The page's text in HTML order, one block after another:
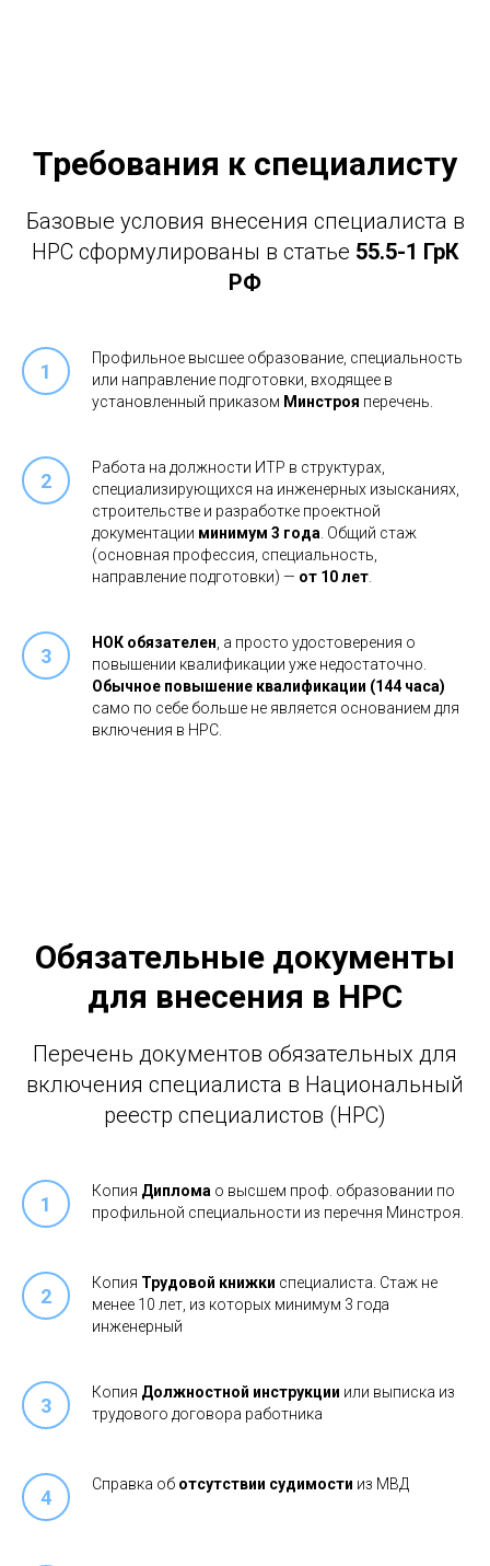
Требования к специалисту
Базовые условия внесения специалиста в
НРС сформулированы в статье 55.5-1 ГрК
РФ
Профильное высшее образование, специальность
или направление подготовки, входящее в
установленный приказом Минстроя перечень.
Работа на должности ИТР в структурах,
специализирующихся на инженерных изысканиях,
строительстве и разработке проектной
документации минимум 3 года . Общий стаж
(основная профессия, специальность,
направление подготовки) — от 10 лет
НОК обязателен , а просто удостоверения о
повышении квалификации уже недостаточно.
Обычное повышение квалификации (144 часа)
само по себе больше не является основанием для
включения в НРС.
Обязательные документы
для внесения в НРС
Перечень документов обязательных для
включения специалиста в Национальный
реестр специалистов (НРС)
Копия Диплома о высшем проф. образовании по
профильной специальности из перечня Минстроя.
Копия Трудовой книжки специалиста. Стаж не
менее 10 лет, из которых минимум 3 года
инженерный
Копия Должностной инструкции или выписка из
трудового договора работника
Справка об отсутствии судимости из МВД